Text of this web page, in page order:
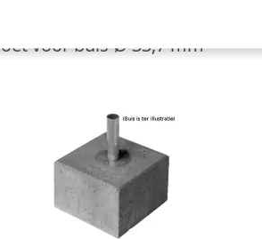
voor buis Ø 33,7 mm